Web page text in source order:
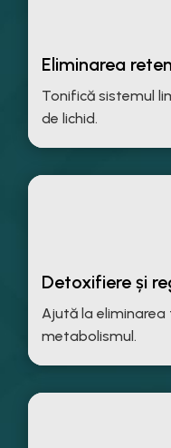
Eliminarea
Tonifică sistemul
de lichid.
Detoxifiere și
Ajută la eliminarea
metabolismul.